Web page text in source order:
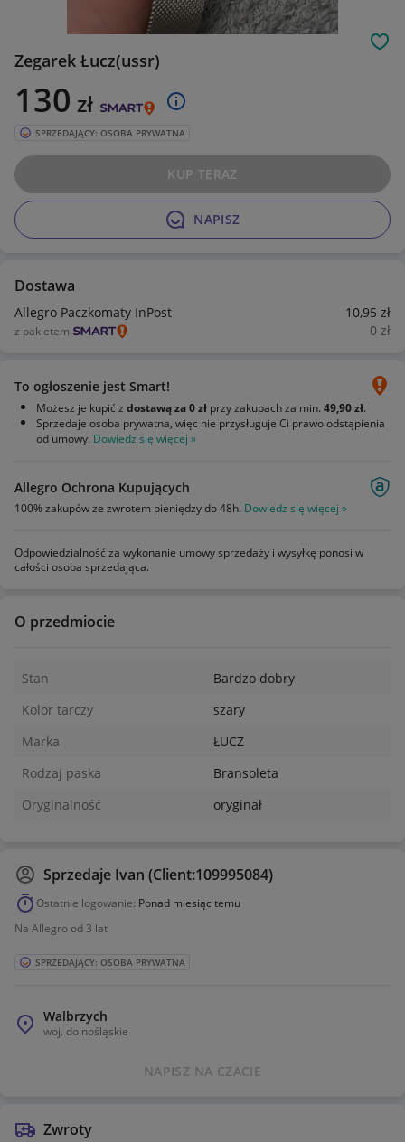
Zegarek Łucz(ussr)
130 zł
SPRZEDAJĄCY: OSOBA PRYWATNA
NAPISZ
KUP TERAZ
Dostawa
Allegro Paczkomaty InPost 10,95 zł
z pakietem 0 zł
To ogłoszenie jest Smart!
Możesz je kupić z dostawą za 0 zł przy zakupach za min. 49,90 zł.
Sprzedaje osoba prywatna, więc nie przysługuje Ci prawo odstąpienia
od umowy. Dowiedz się więcej »
Allegro Ochrona Kupujących
100% zakupów ze zwrotem pieniędzy do 48h. Dowiedz się więcej »
Odpowiedzialność za wykonanie umowy sprzedaży i wysyłkę ponosi w
całości osoba sprzedająca.
O przedmiocie
Stan
Bardzo dobry
Kolor tarczy
szary
Marka
ŁUCZ
Rodzaj paska
Bransoleta
Oryginalność
oryginał
Sprzedaje Ivan (Client:109995084)
Ostatnie logowanie: Ponad miesiąc temu
Na Allegro od 3 lat
SPRZEDAJĄCY: OSOBA PRYWATNA
Walbrzych
woj. dolnośląskie
NAPISZ NA CZACIE
Zwroty